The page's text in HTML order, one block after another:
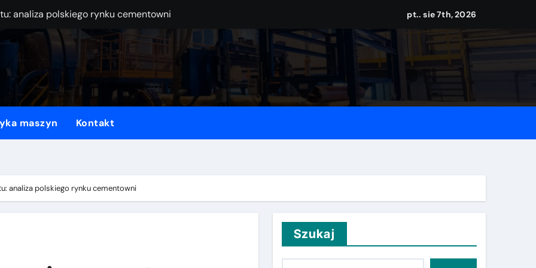
analiza polskiego rynku cementowni
wodoru: klucz do zrównoważonego przemysłu!
przemyśle: kierunki działań i praktyki ekologiczne
Kompleksowe objaśnienie dla specjalistów i amatorów
kluczowe aspekty i obowiązki przedsiębiorstw
pt.. sie 7th, 2026
maszyn Kontakt
analiza polskiego rynku cementowni
Szukaj